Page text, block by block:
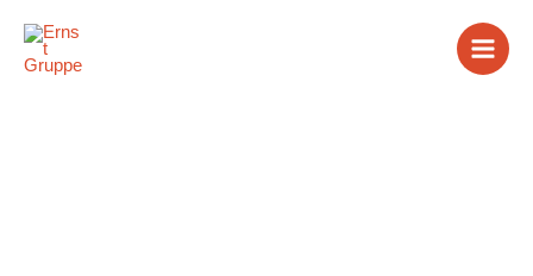
Inhalt
springen